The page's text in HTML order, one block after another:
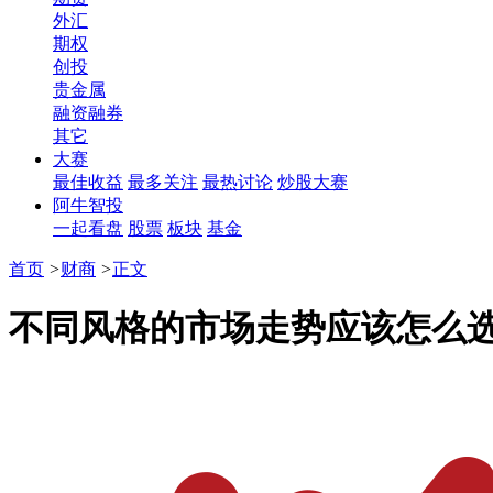
外汇
期权
创投
贵金属
融资融券
其它
大赛
最佳收益 最多关注 最热讨论 炒股大赛
阿牛智投
一起看盘 股票 板块 基金
首页 >财商 >正文
不同风格的市场走势应该怎么